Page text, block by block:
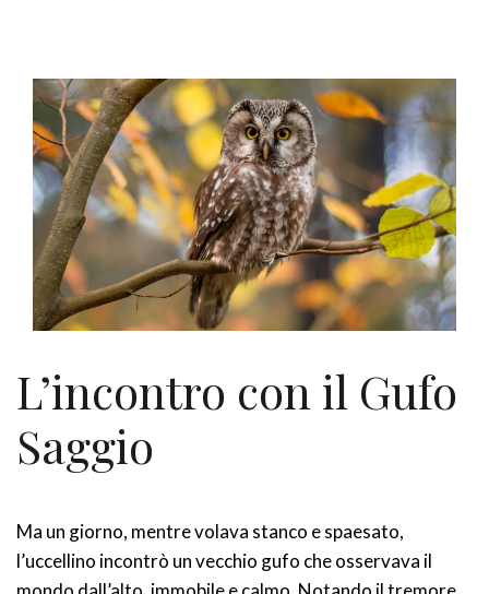
L’incontro con il Gufo
Saggio
Ma un giorno, mentre volava stanco e spaesato,
l’uccellino incontrò un vecchio gufo che osservava il